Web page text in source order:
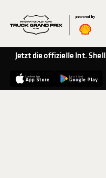
Jetzt die offizielle Int. Shell
Laden im
App Store
Jetzt bei
Google Play